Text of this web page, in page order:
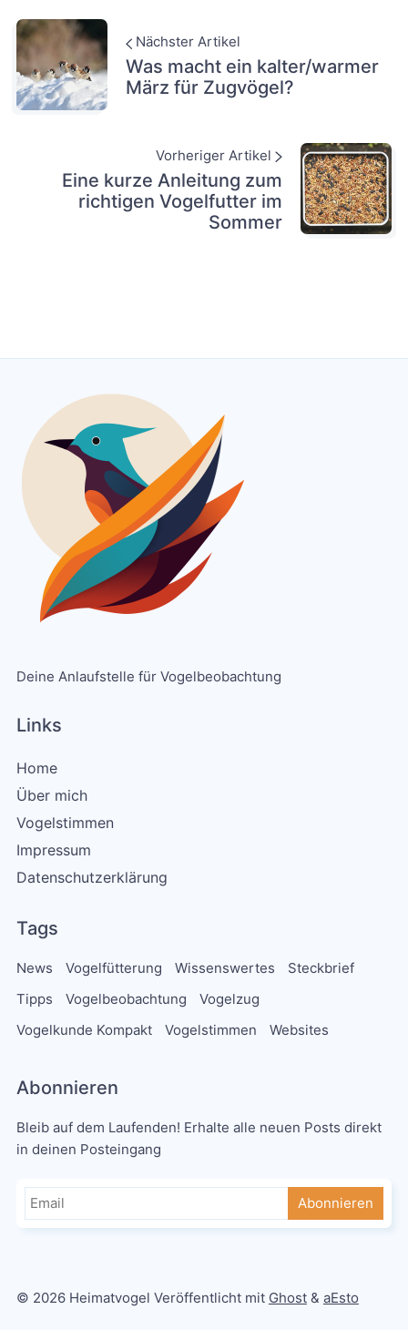
Nächster Artikel
Was macht ein kalter/warmer
März für Zugvögel?
Vorheriger Artikel
Eine kurze Anleitung zum
richtigen Vogelfutter im
Sommer
Deine Anlaufstelle für Vogelbeobachtung
Links
Home
Über mich
Vogelstimmen
Impressum
Datenschutzerklärung
Tags
News Vogelfütterung Wissenswertes
Steckbrief
Tipps
Vogelbeobachtung
Vogelzug
Vogelkunde Kompakt
Vogelstimmen Websites
Abonnieren
Bleib auf dem Laufenden! Erhalte alle neuen Posts direkt
in deinen Posteingang
Abonnieren
© 2026 Heimatvogel Veröffentlicht mit Ghost& aEsto